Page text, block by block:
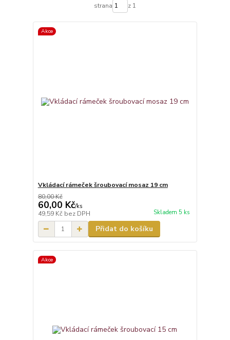
strana z 1
Akce
Vkládací rámeček šroubovací mosaz 19 cm
80,00 Kč
60,00 Kč/ks
49,59 Kč bez DPH Skladem 5 ks
Přidat do košíku
Akce